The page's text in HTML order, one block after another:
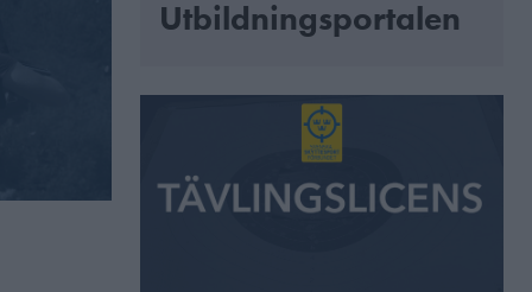
Utbildningsportalen